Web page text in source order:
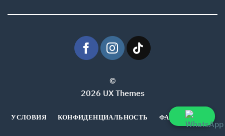
©
2026 UX Themes
УСЛОВИЯ КОНФИДЕНЦИАЛЬНОСТЬ ФАЙЛЫ COOKIE